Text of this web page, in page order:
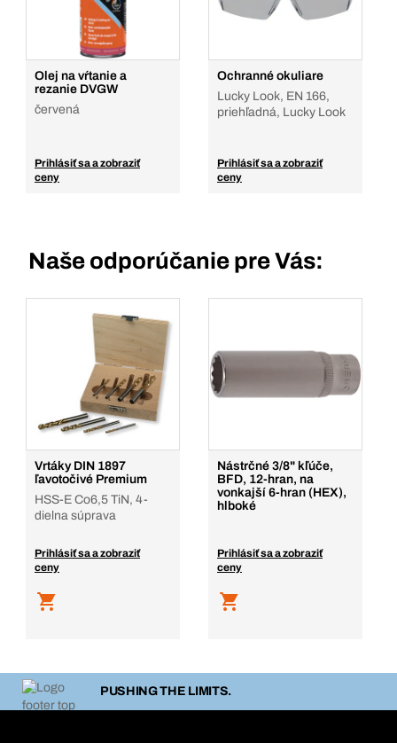
Olej na vŕtanie a
rezanie DVGW
červená
Prihlásiť sa a zobraziť
ceny
Ochranné okuliare
Lucky Look, EN 166,
priehľadná, Lucky Look
Prihlásiť sa a zobraziť
ceny
Naše odporúčanie pre Vás:
Vrtáky DIN 1897
ľavotočivé Premium
HSS-E Co6,5 TiN, 4-
dielna súprava
Prihlásiť sa a zobraziť
ceny
Nástrčné 3/8" kľúče,
BFD, 12-hran, na
vonkajší 6-hran (HEX),
hlboké
Prihlásiť sa a zobraziť
ceny
PUSHING THE LIMITS.